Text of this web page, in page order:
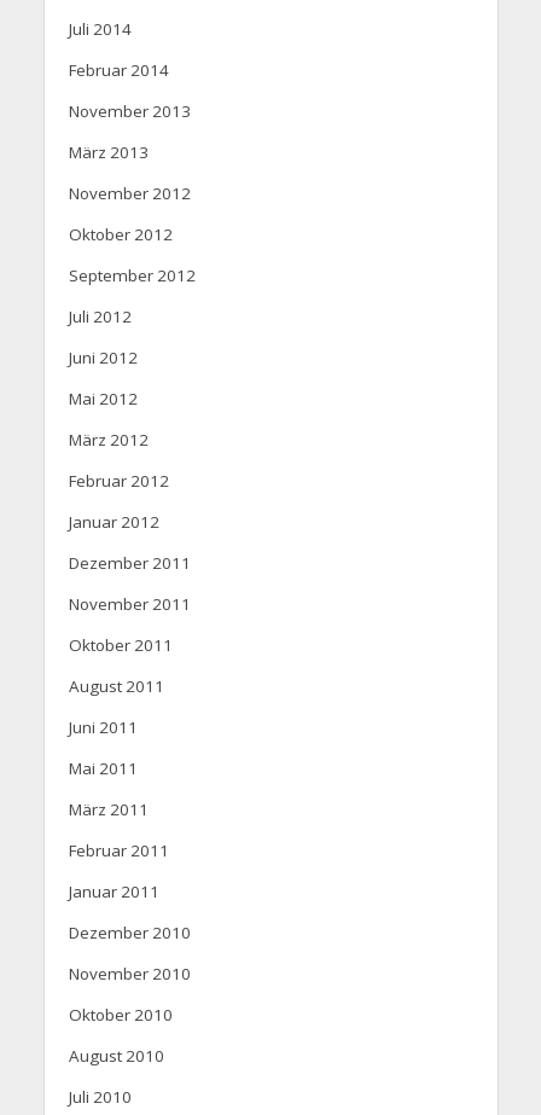
Juli 2014
Februar 2014
November 2013
März 2013
November 2012
Oktober 2012
September 2012
Juli 2012
Juni 2012
Mai 2012
März 2012
Februar 2012
Januar 2012
Dezember 2011
November 2011
Oktober 2011
August 2011
Juni 2011
Mai 2011
März 2011
Februar 2011
Januar 2011
Dezember 2010
November 2010
Oktober 2010
August 2010
Juli 2010